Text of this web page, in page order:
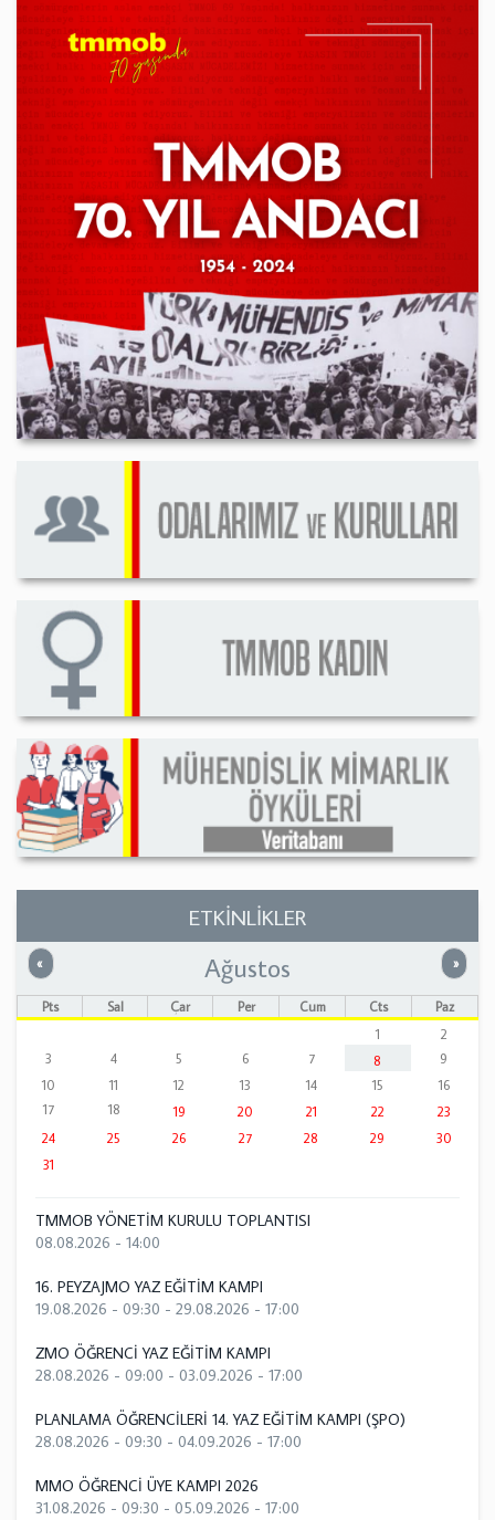
ETKİNLİKLER
« Önceki »
Ağustos
Pts Sal Çar Per Cum Cts
Paz
1
2
3
4 5 6 7 8
9
10
11 12 13 14 15
16
17
18 19 20 21 22
23
24
25 26 27 28 29
30
31
TMMOB YÖNETİM KURULU TOPLANTISI
08.08.2026 - 14:00
16. PEYZAJMO YAZ EĞİTİM KAMPI
19.08.2026 - 09:30 - 29.08.2026 - 17:00
ZMO ÖĞRENCİ YAZ EĞİTİM KAMPI
28.08.2026 - 09:00 - 03.09.2026 - 17:00
PLANLAMA ÖĞRENCİLERİ 14. YAZ EĞİTİM KAMPI (ŞPO)
28.08.2026 - 09:30 - 04.09.2026 - 17:00
MMO ÖĞRENCİ ÜYE KAMPI 2026
31.08.2026 - 09:30 - 05.09.2026 - 17:00